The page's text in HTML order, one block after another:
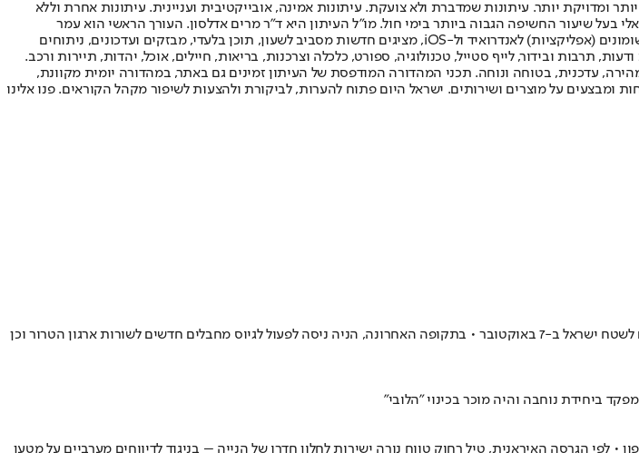
ומדויקת יותר. עיתונות שמדברת ולא צועקת. עיתונות אמינה, אובייקטיבית ועניינית. עיתונות אחרת וללא
2007, וב-2010 הפך "ישראל היום" לעיתון הישראלי בעל שיעור החשיפה הגבוה ביותר בימי חול. מו"ל העיתון היא ד"ר מרים אדלסון. העורך הראשי הוא עמר
לחמנוביץ, והעורך המייסד הוא עמוס רגב. אתרי האינטרנט של "ישראל היום" בעברית ובאנגלית, כמו כן היישומונים (אפליקציות) לאנדרואיד ול-iOS, מציגים חדשות מסביב לשעון, תוכן בלעדי, מבזקים ועדכונים, ניתוחים
תרבות ובידור, לייף סטייל, טכנולוגיה, ספורט, כלכלה וצרכנות, בריאות, חיילים, אוכל, יהדות, תיירות ורכב.
מהירה, עדכנית, בטוחה ונוחה. תכני המהדורה המודפסת של העיתון זמינים גם באתר, במהדורה יומית מקוונת,
ומבצעים על מוצרים ושירותים. ישראל היום פתוח להערות, לביקורת ולהצעות לשיפור מקהל הקוראים. פנו אלינו
וליד הנייה, אחיינו של איסמעיל הנייה, שימש לפי צה"ל כסגן מפקד פלוגת נוח'בה שפיקד על פשיטת מחבלים לשטח ישראל ב-7 באוקטובר • בתקופה האחרונה, הניה ניסה לפעול לגיוס מחבלים חדשים לשורות ארגון הטרור וכן
ביחידת נוחבה והיה מוכר בכינוי "הלובי"
הגרסה האיראנית, טיל רחוק טווח נורה ישירות לחלון חדרו של הנייה – בניגוד לדיווחים מערביים על מטען